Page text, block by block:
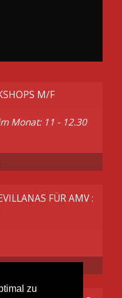
zu
M/F
Monat: 11 - 12.30
FÜR AMV :